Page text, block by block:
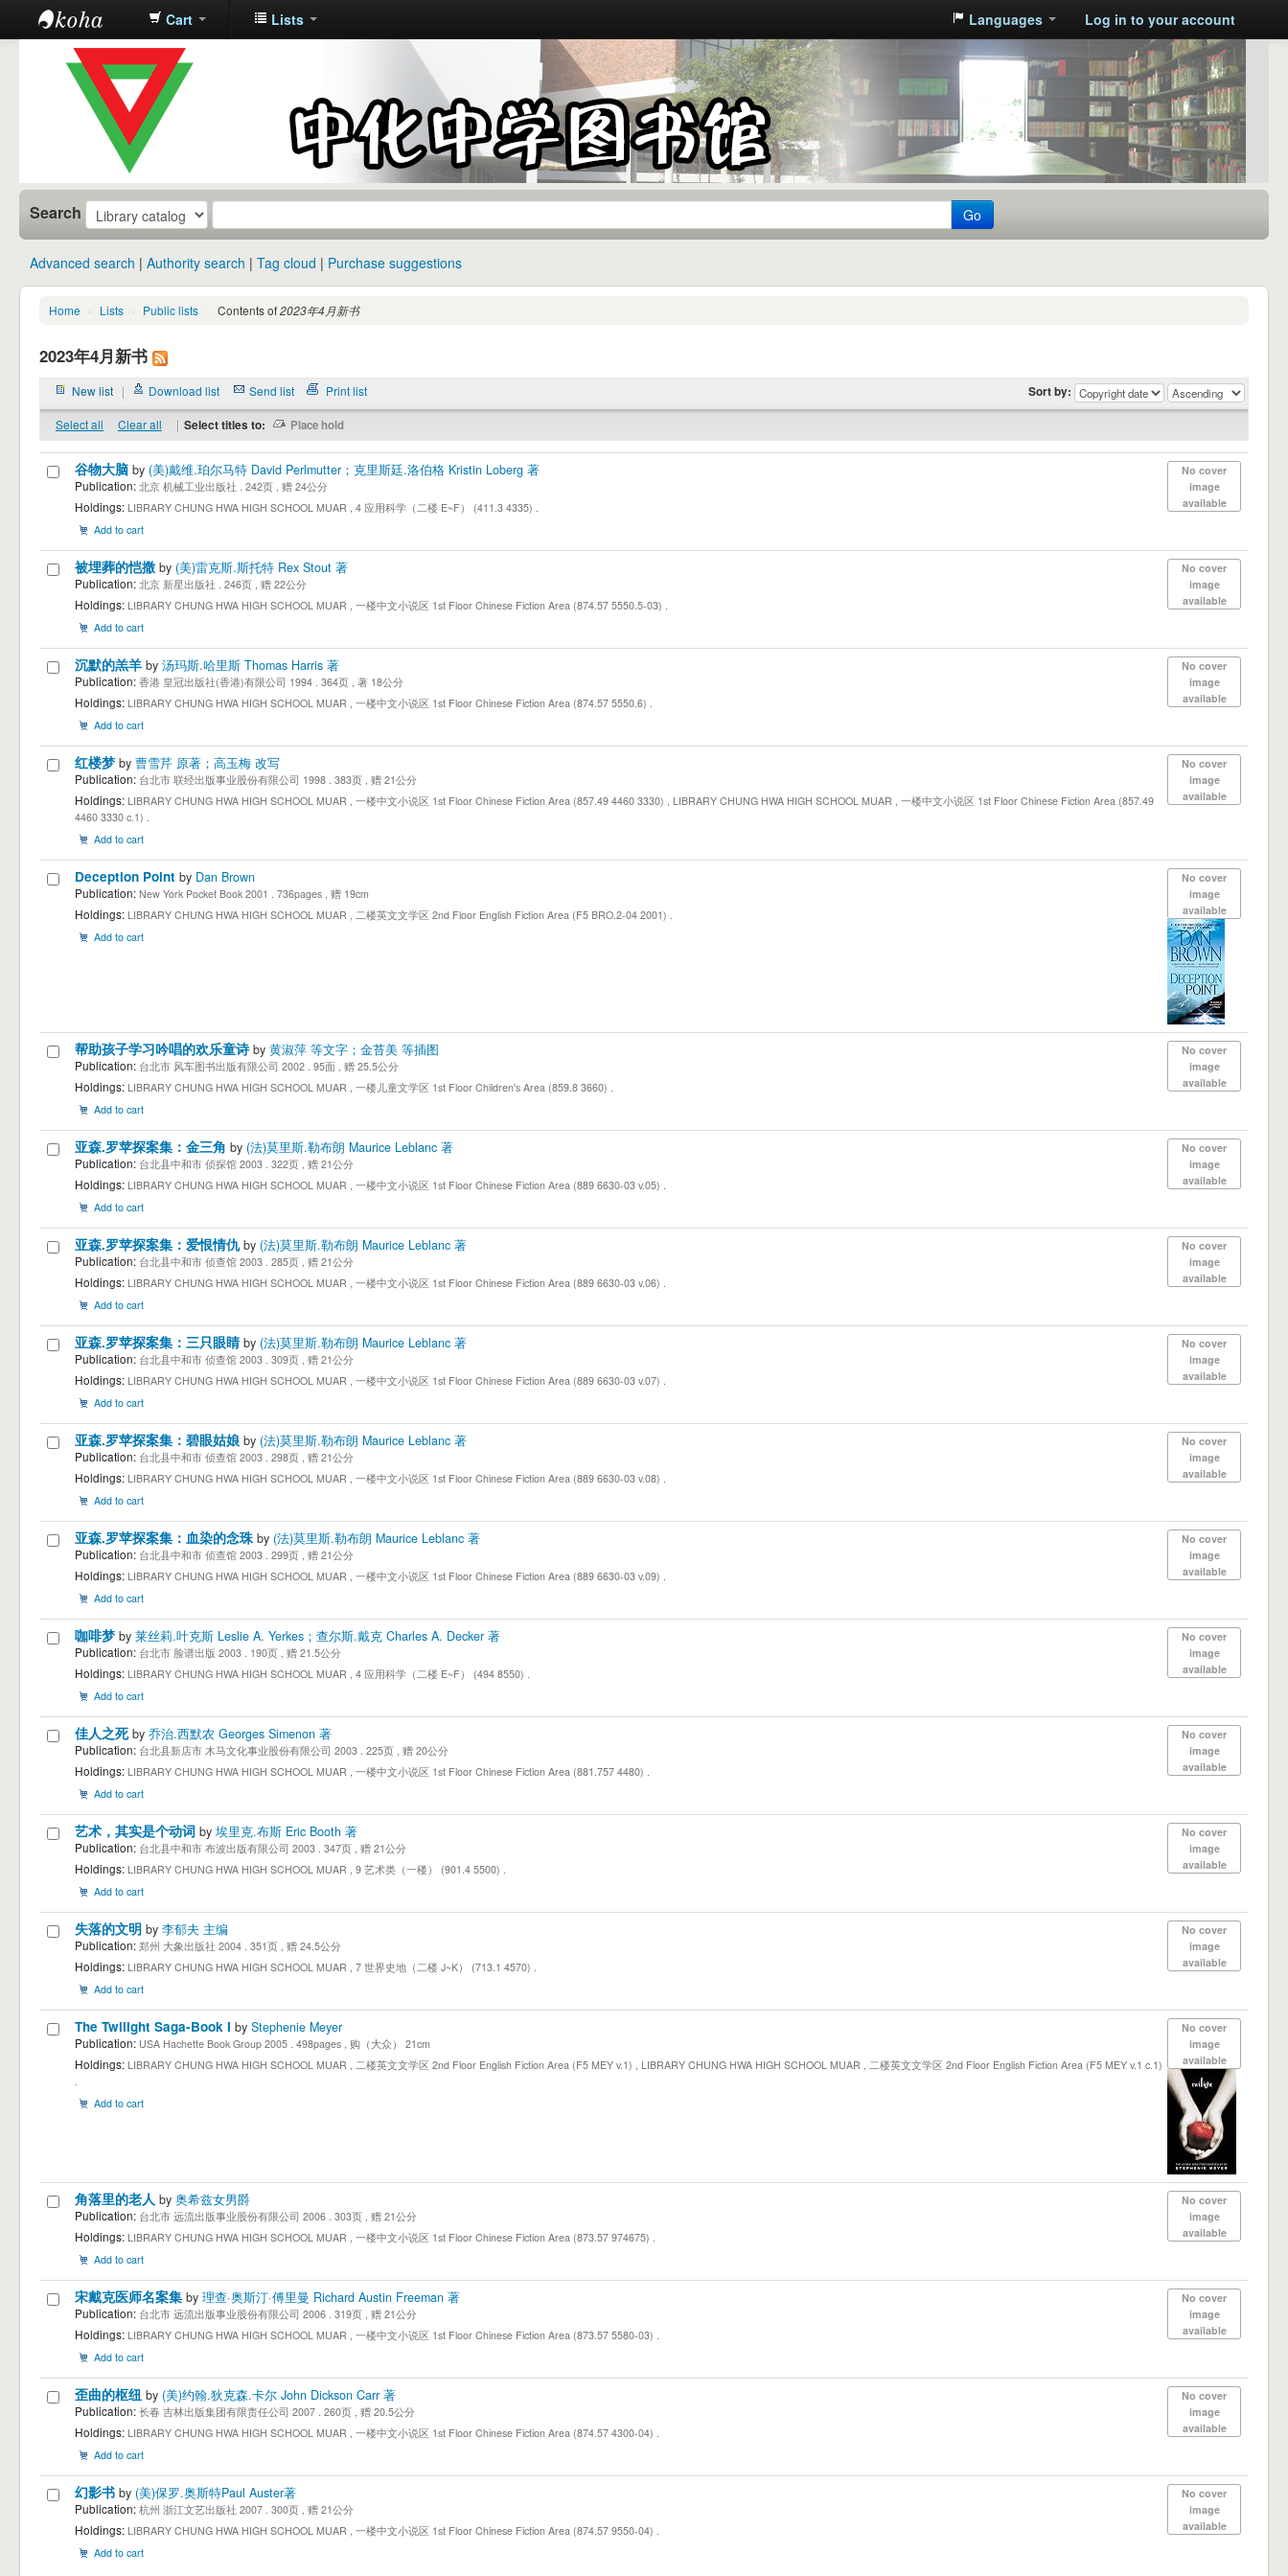
中化中学图
书馆馆藏目
Cart Lists Languages Log in to your account
Search Go
Advanced search Authority search Tag cloud Purchase suggestions
Home › Lists › Public lists › Contents of2023年4月新书
2023年4月新书
New list | Download list Send list Print list
Sort by:
Select all
Clear all | Select titles to: Place hold
No cover
image
available
谷物大脑 by (美)戴维.珀尔马特 David Perlmutter；克里斯廷.洛伯格 Kristin Loberg 著
Publication: 北京 机械工业出版社 . 242页 , 赠 24公分
Holdings: LIBRARY CHUNG HWA HIGH SCHOOL MUAR , 4 应用科学（二楼 E~F） (411.3 4335) .
Add to cart
No cover
image
available
被埋葬的恺撒 by (美)雷克斯.斯托特 Rex Stout 著
Publication: 北京 新星出版社 . 246页 , 赠 22公分
Holdings: LIBRARY CHUNG HWA HIGH SCHOOL MUAR , 一楼中文小说区 1st Floor Chinese Fiction Area (874.57 5550.5-03) .
Add to cart
No cover
image
available
沉默的羔羊 by 汤玛斯.哈里斯 Thomas Harris 著
Publication: 香港 皇冠出版社(香港)有限公司 1994 . 364页 , 著 18公分
Holdings: LIBRARY CHUNG HWA HIGH SCHOOL MUAR , 一楼中文小说区 1st Floor Chinese Fiction Area (874.57 5550.6) .
Add to cart
No cover
image
available
红楼梦 by 曹雪芹 原著；高玉梅 改写
Publication: 台北市 联经出版事业股份有限公司 1998 . 383页 , 赠 21公分
Holdings: LIBRARY CHUNG HWA HIGH SCHOOL MUAR , 一楼中文小说区 1st Floor Chinese Fiction Area (857.49 4460 3330) , LIBRARY CHUNG HWA HIGH SCHOOL MUAR , 一楼中文小说区 1st Floor Chinese Fiction Area (857.49
4460 3330 c.1) .
Add to cart
No cover
image
available
Deception Point by Dan Brown
Publication: New York Pocket Book 2001 . 736pages , 赠 19cm
Holdings: LIBRARY CHUNG HWA HIGH SCHOOL MUAR , 二楼英文文学区 2nd Floor English Fiction Area (F5 BRO.2-04 2001) .
Add to cart
No cover
image
available
帮助孩子学习吟唱的欢乐童诗by 黄淑萍 等文字；金苔美 等插图
Publication: 台北市 风车图书出版有限公司 2002 . 95面 , 赠 25.5公分
Holdings: LIBRARY CHUNG HWA HIGH SCHOOL MUAR , 一楼儿童文学区 1st Floor Children's Area (859.8 3660) .
Add to cart
No cover
image
available
亚森.罗苹探案集：金三角 by (法)莫里斯.勒布朗 Maurice Leblanc 著
Publication: 台北县中和市 侦探馆 2003 . 322页 , 赠 21公分
Holdings: LIBRARY CHUNG HWA HIGH SCHOOL MUAR , 一楼中文小说区 1st Floor Chinese Fiction Area (889 6630-03 v.05) .
Add to cart
No cover
image
available
亚森.罗苹探案集：爱恨情仇by (法)莫里斯.勒布朗 Maurice Leblanc 著
Publication: 台北县中和市 侦查馆 2003 . 285页 , 赠 21公分
Holdings: LIBRARY CHUNG HWA HIGH SCHOOL MUAR , 一楼中文小说区 1st Floor Chinese Fiction Area (889 6630-03 v.06) .
Add to cart
No cover
image
available
亚森.罗苹探案集：三只眼睛by (法)莫里斯.勒布朗 Maurice Leblanc 著
Publication: 台北县中和市 侦查馆 2003 . 309页 , 赠 21公分
Holdings: LIBRARY CHUNG HWA HIGH SCHOOL MUAR , 一楼中文小说区 1st Floor Chinese Fiction Area (889 6630-03 v.07) .
Add to cart
No cover
image
available
亚森.罗苹探案集：碧眼姑娘 by (法)莫里斯.勒布朗 Maurice Leblanc 著
Publication: 台北县中和市 侦查馆 2003 . 298页 , 赠 21公分
Holdings: LIBRARY CHUNG HWA HIGH SCHOOL MUAR , 一楼中文小说区 1st Floor Chinese Fiction Area (889 6630-03 v.08) .
Add to cart
No cover
image
available
亚森.罗苹探案集：血染的念珠by (法)莫里斯.勒布朗 Maurice Leblanc 著
Publication: 台北县中和市 侦查馆 2003 . 299页 , 赠 21公分
Holdings: LIBRARY CHUNG HWA HIGH SCHOOL MUAR , 一楼中文小说区 1st Floor Chinese Fiction Area (889 6630-03 v.09) .
Add to cart
No cover
image
available
咖啡梦 by 莱丝莉.叶克斯 Leslie A. Yerkes；查尔斯.戴克 Charles A. Decker 著
Publication: 台北市 脸谱出版 2003 . 190页 , 赠 21.5公分
Holdings: LIBRARY CHUNG HWA HIGH SCHOOL MUAR , 4 应用科学（二楼 E~F） (494 8550) .
Add to cart
No cover
image
available
佳人之死by 乔治.西默农 Georges Simenon 著
Publication: 台北县新店市 木马文化事业股份有限公司 2003 . 225页 , 赠 20公分
Holdings: LIBRARY CHUNG HWA HIGH SCHOOL MUAR , 一楼中文小说区 1st Floor Chinese Fiction Area (881.757 4480) .
Add to cart
No cover
image
available
艺术，其实是个动词 by 埃里克.布斯 Eric Booth 著
Publication: 台北县中和市 布波出版有限公司 2003 . 347页 , 赠 21公分
Holdings: LIBRARY CHUNG HWA HIGH SCHOOL MUAR , 9 艺术类（一楼） (901.4 5500) .
Add to cart
No cover
image
available
失落的文明 by 李郁夫 主编
Publication: 郑州 大象出版社 2004 . 351页 , 赠 24.5公分
Holdings: LIBRARY CHUNG HWA HIGH SCHOOL MUAR , 7 世界史地（二楼 J~K） (713.1 4570) .
Add to cart
No cover
image
available
The Twilight Saga-Book I by Stephenie Meyer
Publication: USA Hachette Book Group 2005 . 498pages , 购（大众） 21cm
Holdings: LIBRARY CHUNG HWA HIGH SCHOOL MUAR , 二楼英文文学区 2nd Floor English Fiction Area (F5 MEY v.1) , LIBRARY CHUNG HWA HIGH SCHOOL MUAR , 二楼英文文学区 2nd Floor English Fiction Area (F5 MEY v.1 c.1)
.
Add to cart
No cover
image
available
角落里的老人 by 奥希兹女男爵
Publication: 台北市 远流出版事业股份有限公司 2006 . 303页 , 赠 21公分
Holdings: LIBRARY CHUNG HWA HIGH SCHOOL MUAR , 一楼中文小说区 1st Floor Chinese Fiction Area (873.57 974675) .
Add to cart
No cover
image
available
宋戴克医师名案集 by 理查·奥斯汀·傅里曼 Richard Austin Freeman 著
Publication: 台北市 远流出版事业股份有限公司 2006 . 319页 , 赠 21公分
Holdings: LIBRARY CHUNG HWA HIGH SCHOOL MUAR , 一楼中文小说区 1st Floor Chinese Fiction Area (873.57 5580-03) .
Add to cart
No cover
image
available
歪曲的枢纽 by (美)约翰.狄克森.卡尔 John Dickson Carr 著
Publication: 长春 吉林出版集团有限责任公司 2007 . 260页 , 赠 20.5公分
Holdings: LIBRARY CHUNG HWA HIGH SCHOOL MUAR , 一楼中文小说区 1st Floor Chinese Fiction Area (874.57 4300-04) .
Add to cart
No cover
image
available
幻影书 by (美)保罗.奥斯特Paul Auster著
Publication: 杭州 浙江文艺出版社 2007 . 300页 , 赠 21公分
Holdings: LIBRARY CHUNG HWA HIGH SCHOOL MUAR , 一楼中文小说区 1st Floor Chinese Fiction Area (874.57 9550-04) .
Add to cart